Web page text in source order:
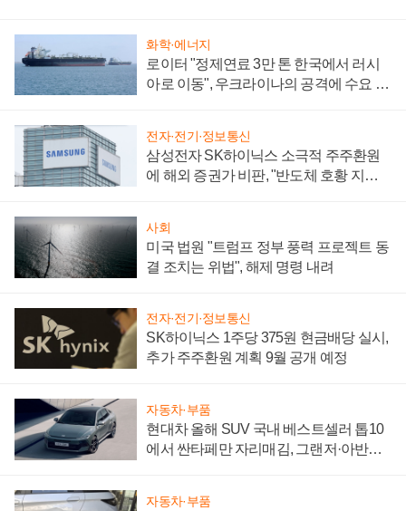
화학·에너지
로이터 "정제연료 3만 톤 한국에서 러시
아로 이동", 우크라이나의 공격에 수요 늘
전자·전기·정보통신
삼성전자 SK하이닉스 소극적 주주환원
에 해외 증권가 비판, "반도체 호황 지속
사회
미국 법원 "트럼프 정부 풍력 프로젝트 동
결 조치는 위법", 해제 명령 내려
전자·전기·정보통신
SK하이닉스 1주당 375원 현금배당 실시,
추가 주주환원 계획 9월 공개 예정
자동차·부품
현대차 올해 SUV 국내 베스트셀러 톱10
에서 싼타페만 자리매김, 그랜저·아반떼
자동차·부품